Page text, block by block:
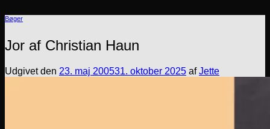
Bøger
Jor af Christian Haun
Udgivet den 23. maj 200531. oktober 2025 afJette